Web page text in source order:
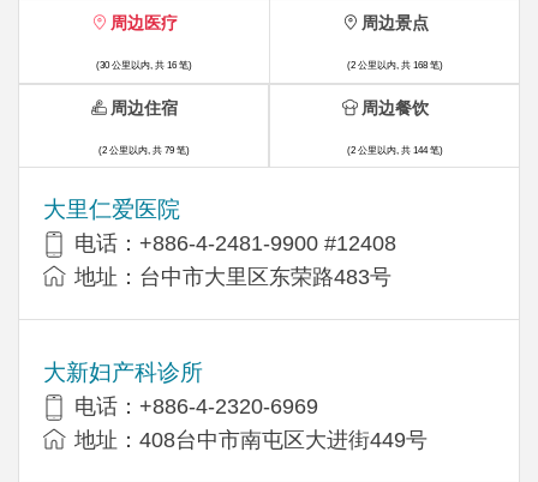
周边医疗
(30 公里以内, 共 16 笔)
大里仁爱医院
电话：+886-4-2481-9900 #12408
地址：台中市大里区东荣路483号
大新妇产科诊所
电话：+886-4-2320-6969
地址：408台中市南屯区大进街449号
周边景点
(2 公里以内, 共 168 笔)
周边住宿
(2 公里以内, 共 79 笔)
周边餐饮
(2 公里以内, 共 144 笔)